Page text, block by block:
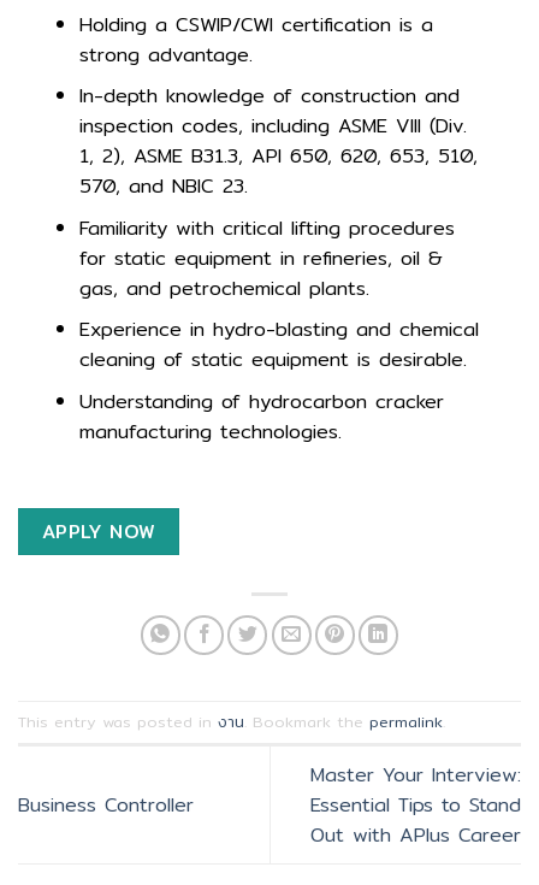
Holding a CSWIP/CWI certification is a
strong advantage.
In-depth knowledge of construction and
inspection codes, including ASME VIII (Div.
1, 2), ASME B31.3, API 650, 620, 653, 510,
570, and NBIC 23.
Familiarity with critical lifting procedures
for static equipment in refineries, oil &
gas, and petrochemical plants.
Experience in hydro-blasting and chemical
cleaning of static equipment is desirable.
Understanding of hydrocarbon cracker
manufacturing technologies.
APPLY NOW
This entry was posted in งาน. Bookmark the permalink.
Business Controller
Master Your Interview:
Essential Tips to Stand
Out with APlus Career